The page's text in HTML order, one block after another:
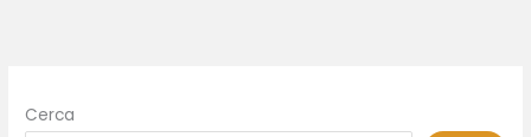
Cerca